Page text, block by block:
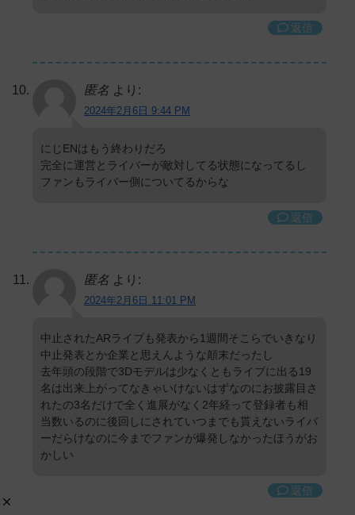
返信
匿名 より:
2024年2月6日 9:44 PM
にじENはもう終わりだろ
完全に運営とライバーが敵対してる状態になってるし
ファンもライバー側についてるからな
返信
匿名 より:
2024年2月6日 11:01 PM
中止されたARライブも発表から1週間そこらでいきなり
中止発表とか企業と思えんような顛末だったし
去年頭の段階で3Dモデルは少なくともライブに出る19
名は出来上がってなきゃいけないはずなのにお披露目さ
れたの3名だけで全く進展がなく2年経って登録者も相
当数いるのに後回しにされていつまでも貰えないライバ
ーだらけなのに今までファンが爆発しなかったほうがお
かしい
返信